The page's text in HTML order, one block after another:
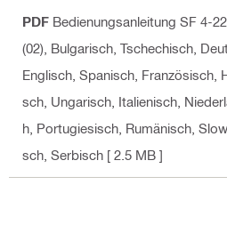
PDF Bedienungsanleitung SF 4-
(02) , Bulgarisch, Tschechisch,
Englisch, Spanisch, Französisch,
sch, Ungarisch, Italienisch,
h, Portugiesisch, Rumänisch,
sch, Serbisch [ 2.5 MB ]